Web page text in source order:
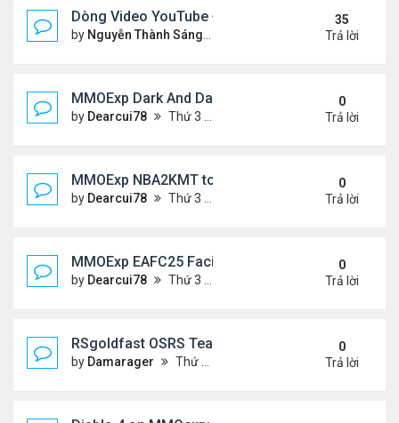
Dòng Video YouTube ĐỌC THƠ & THƠ (2)
by Nguyễn Thành Sáng Thứ 3 Tháng 10 29, 2024 3:33
35
Trả lời
MMOExp Dark And Darker Use Silver Coins for
by Dearcui78 Thứ 3 Tháng 12 10, 2024 1:08 am
0
Trả lời
MMOExp NBA2KMT to the team’s success
by Dearcui78 Thứ 3 Tháng 12 10, 2024 1:07 am
0
Trả lời
MMOExp EAFC25 Facilities Cards in Clubs
by Dearcui78 Thứ 3 Tháng 12 10, 2024 1:05 am
0
Trả lời
RSgoldfast OSRS Team Ironman: A Thrilling
by Damarager Thứ 4 Tháng 11 27, 2024 12:51 am
0
Trả lời